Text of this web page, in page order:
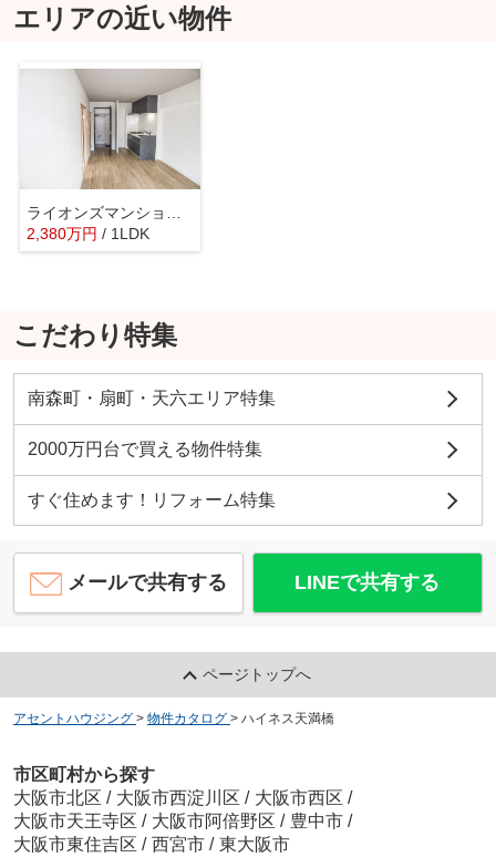
エリアの近い物件
2,380万円 / 1LDK
こだわり特集
南森町・扇町・天六エリア特集
2000万円台で買える物件特集
すぐ住めます！リフォーム特集
メールで共有する LINEで共有する
ページトップへ
アセントハウジング > 物件カタログ > ハイネス天満橋
市区町村から探す
大阪市北区 / 大阪市西淀川区 / 大阪市西区 /
大阪市天王寺区 / 大阪市阿倍野区 / 豊中市 /
大阪市東住吉区 / 西宮市 / 東大阪市